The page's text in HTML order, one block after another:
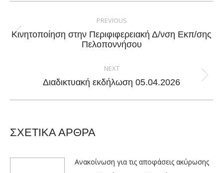
navigation
PREVIOUS
Previous
post:
Κινητοποίηση στην Περιφιφερειακή Δ/νση Εκπ/σης
Πελοποννήσου
NEXT
Next
Διαδικτυακή εκδήλωση 05.04.2026
ΣΧΕΤΙΚΑ ΑΡΘΡΑ
Ανακοίνωση για τις αποφάσεις ακύρωσης